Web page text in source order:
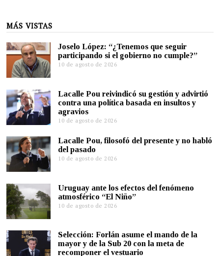
MÁS VISTAS
Joselo López: “¿Tenemos que seguir
participando si el gobierno no cumple?”
10 de agosto de 2026
Lacalle Pou reivindicó su gestión y advirtió
contra una política basada en insultos y
agravios
10 de agosto de 2026
Lacalle Pou, filosofó del presente y no habló
del pasado
10 de agosto de 2026
Uruguay ante los efectos del fenómeno
atmosférico “El Niño”
10 de agosto de 2026
Selección: Forlán asume el mando de la
mayor y de la Sub 20 con la meta de
recomponer el vestuario